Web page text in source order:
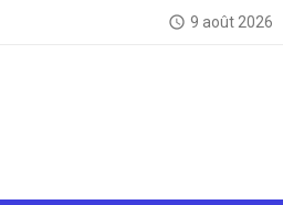
access_time 9 août 2026